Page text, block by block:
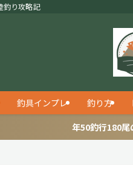
釣り攻略記
釣具インプレ 釣り方
年50釣行180